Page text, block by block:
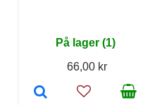
På lager (1)
66,00 kr